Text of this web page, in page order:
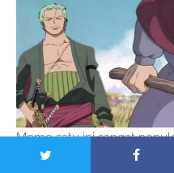
Meme satu ini sangat
lelucon. Zoro tersesat ke